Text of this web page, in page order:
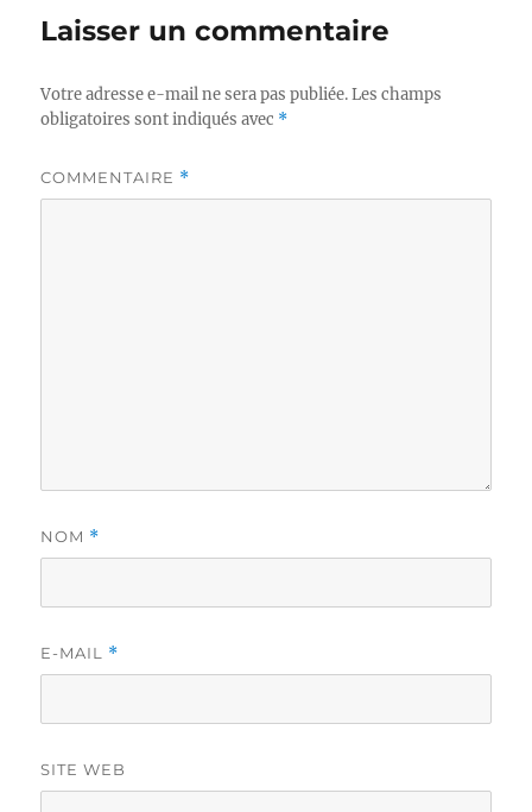
Laisser un commentaire
Votre adresse e-mail ne sera pas publiée. Les champs
obligatoires sont indiqués avec *
COMMENTAIRE *
NOM *
E-MAIL *
SITE WEB